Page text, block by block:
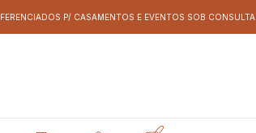
P/ CASAMENTOS E EVENTOS SOB CONSULTA